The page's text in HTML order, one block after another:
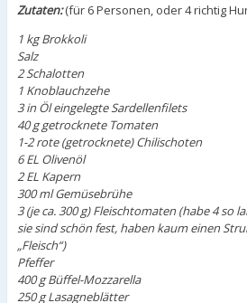
Zutaten:(für 6 Personen, oder 4 richtig
1 kg Brokkoli
Salz
2 Schalotten
1 Knoblauchzehe
3 in Öl eingelegte Sardellenfilets
40 g getrocknete Tomaten
1-2 rote (getrocknete) Chilischoten
6 EL Olivenöl
2 EL Kapern
300 ml Gemüsebrühe
3 (je ca. 300 g) Fleischtomaten (habe 4 so
sie sind schön fest, haben kaum einen
„Fleisch“)
Pfeffer
400 g Büffel-Mozzarella
250 g Lasagneblätter